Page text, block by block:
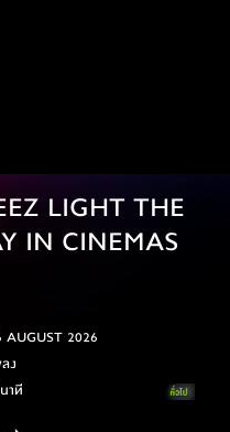
LIGHT THE
IN CINEMAS
AUGUST 2026
ง
าที